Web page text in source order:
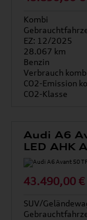
Kombi
EZ: 12/2025
28.067 km
Benzin
Verbrauch
CO2-Emission
CO2-Klasse
Audi A6
LED AHK
43.490,00 €
SUV/